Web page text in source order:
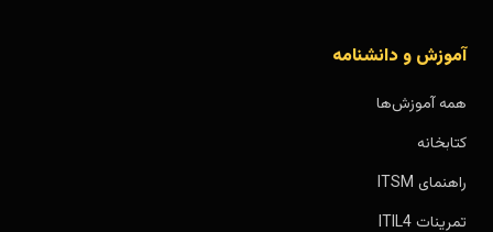
آموزش و دانشنامه
همه آموزش‌ها
کتابخانه
راهنمای ITSM
تمرینات ITIL4